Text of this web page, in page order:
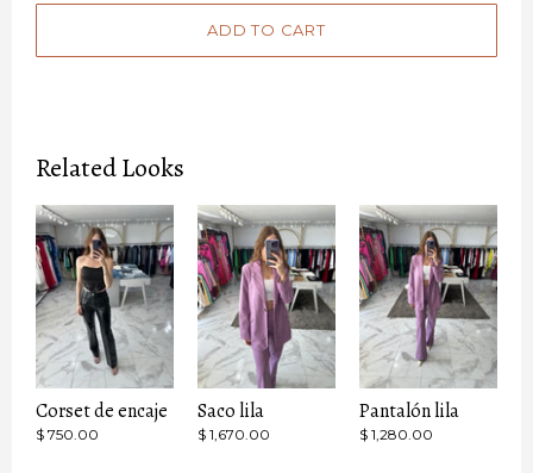
Related Looks
Corset de encaje
$ 750.00
Saco lila
$ 1,670.00
Pantalón lila
$ 1,280.00